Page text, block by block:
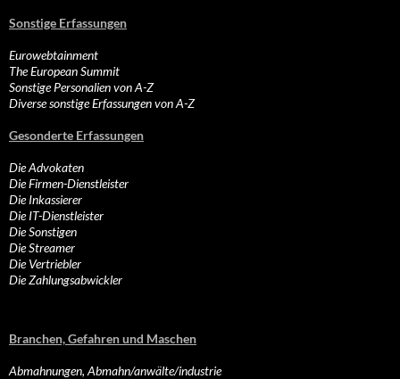
Sonstige Erfassungen
Eurowebtainment
The European Summit
Sonstige Personalien von A-Z
Diverse sonstige Erfassungen von A-Z
Gesonderte Erfassungen
Die Advokaten
Die Firmen-Dienstleister
Die Inkassierer
Die IT-Dienstleister
Die Sonstigen
Die Streamer
Die Vertriebler
Die Zahlungsabwickler
Branchen, Gefahren und Maschen
Abmahnungen, Abmahn/anwälte/industrie